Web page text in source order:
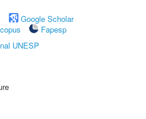
Google Scholar
Fapesp
UNESP